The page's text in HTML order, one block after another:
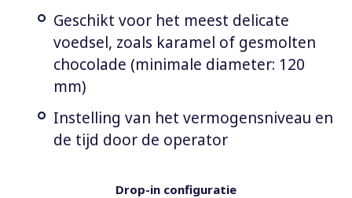
Geschikt voor het meest delicate
voedsel, zoals karamel of gesmolten
chocolade (minimale diameter: 120
mm)
Instelling van het vermogensniveau en
de tijd door de operator
Drop-in configuratie